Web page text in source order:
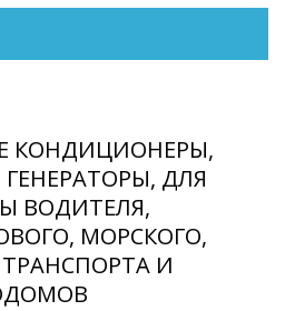
КОНДИЦИОНЕРЫ,
ДЛЯ
ВОДИТЕЛЯ,
МОРСКОГО,
И